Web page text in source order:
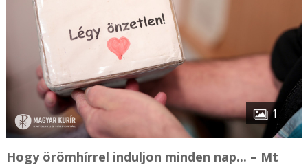
1
Hogy örömhírrel induljon minden nap... – Mt